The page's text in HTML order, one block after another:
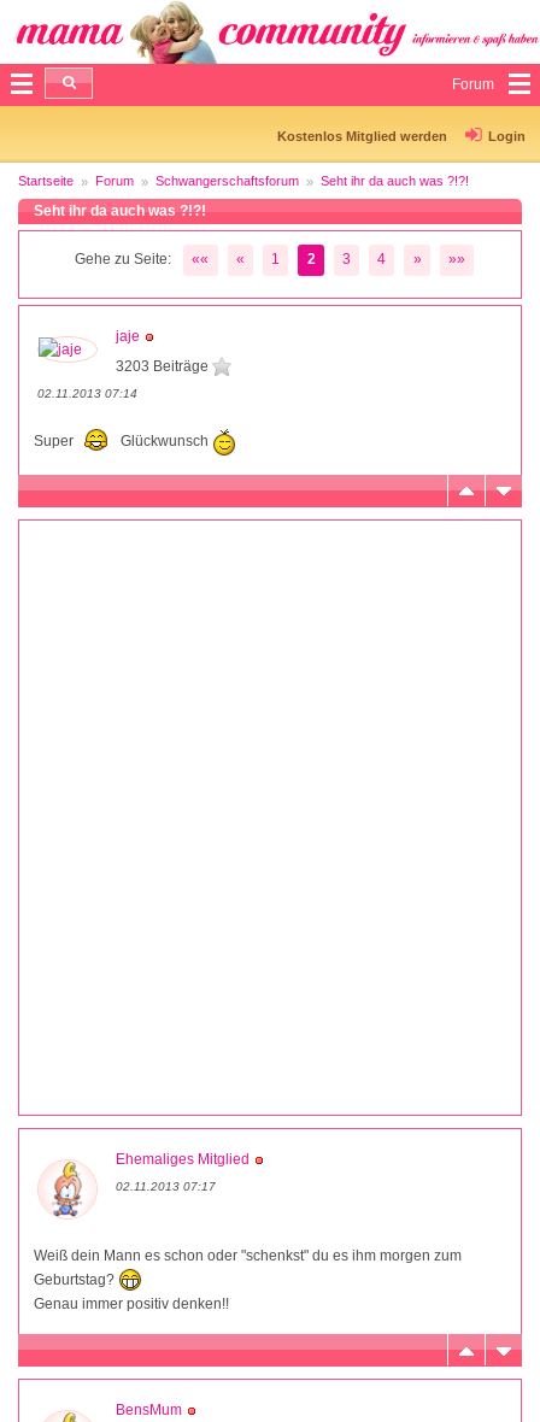
Forum
Kostenlos Mitglied werden Login
Startseite Forum Schwangerschaftsforum Seht ihr da auch was ?!?!
Seht ihr da auch was ?!?!
Gehe zu Seite: «« « 1 2 3 4 » »»
jaje
3203 Beiträge
02.11.2013 07:14
Super Glückwunsch
Ehemaliges Mitglied
02.11.2013 07:17
Weiß dein Mann es schon oder "schenkst" du es ihm morgen zum
Geburtstag?
Genau immer positiv denken!!
BensMum